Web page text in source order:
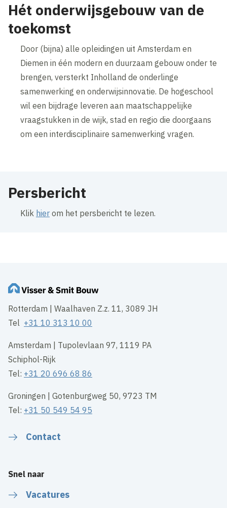
Hét onderwijsgebouw van de
toekomst
Door (bijna) alle opleidingen uit Amsterdam en
Diemen in één modern en duurzaam gebouw onder te
brengen, versterkt Inholland de onderlinge
samenwerking en onderwijsinnovatie. De hogeschool
wil een bijdrage leveren aan maatschappelijke
vraagstukken in de wijk, stad en regio die doorgaans
om een interdisciplinaire samenwerking vragen.
Persbericht
Klik hier om het persbericht te lezen.
Rotterdam | Waalhaven Z.z. 11, 3089 JH
Tel +31 10 313 10 00
Amsterdam | Tupolevlaan 97, 1119 PA
Schiphol-Rijk
Tel: +31 20 696 68 86
Groningen | Gotenburgweg 50, 9723 TM
Tel: +31 50 549 54 95
Contact
Snel naar
Vacatures